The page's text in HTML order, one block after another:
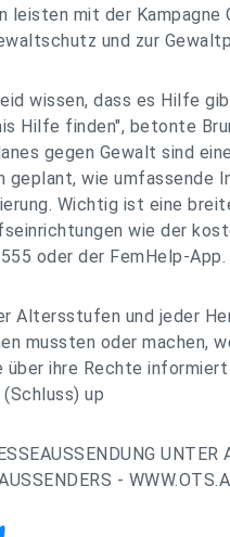
leisten mit der Kampagne
und zur
wissen, dass es Hilfe
Hilfe finden", betonte
gegen Gewalt sind
geplant, wie umfassende
Wichtig ist eine
wie der
oder der FemHelp-App.
Altersstufen und jeder
mussten oder machen,
ihre Rechte informiert
up
-